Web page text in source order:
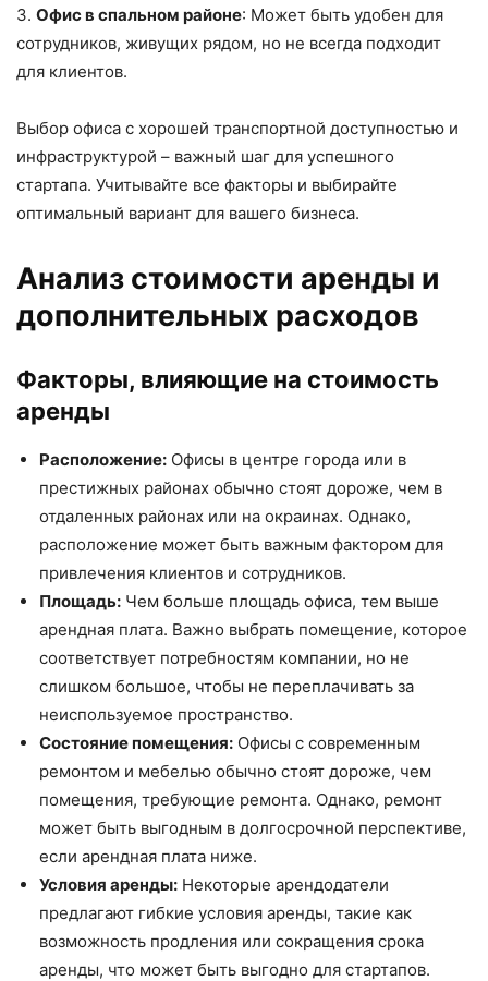
3. Офис в спальном районе: Может быть удобен для
сотрудников, живущих рядом, но не всегда подходит
для клиентов.
Выбор офиса с хорошей транспортной доступностью и
инфраструктурой – важный шаг для успешного
стартапа. Учитывайте все факторы и выбирайте
оптимальный вариант для вашего бизнеса.
Анализ стоимости аренды и
дополнительных расходов
Факторы, влияющие на стоимость
аренды
Расположение: Офисы в центре города или в
престижных районах обычно стоят дороже, чем в
отдаленных районах или на окраинах. Однако,
расположение может быть важным фактором для
привлечения клиентов и сотрудников.
Площадь: Чем больше площадь офиса, тем выше
арендная плата. Важно выбрать помещение, которое
соответствует потребностям компании, но не
слишком большое, чтобы не переплачивать за
неиспользуемое пространство.
Состояние помещения: Офисы с современным
ремонтом и мебелью обычно стоят дороже, чем
помещения, требующие ремонта. Однако, ремонт
может быть выгодным в долгосрочной перспективе,
если арендная плата ниже.
Условия аренды: Некоторые арендодатели
предлагают гибкие условия аренды, такие как
возможность продления или сокращения срока
аренды, что может быть выгодно для стартапов.